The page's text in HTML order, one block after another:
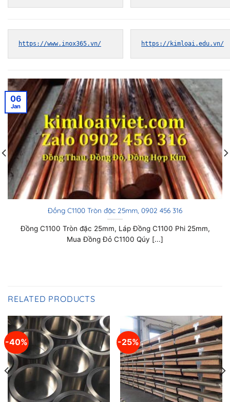
https://www.inox365.vn/ https://kimloai.edu.vn/
Đồng C1100 Tròn đặc 22mm, 0902 456 316
Đồng C1100 Tròn đặc 22mm, Láp Đồng C1100 Phi 22mm,
Mua Đồng Đỏ C1100 Qúy [...]
06
Jan
RELATED PRODUCTS
-40% -25%